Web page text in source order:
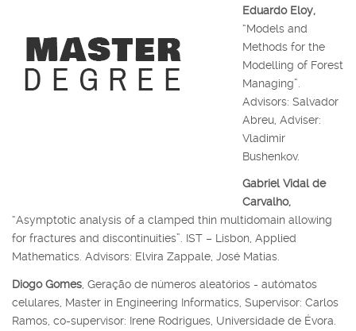
Eduardo Eloy,
“Models and
Methods for the
Modelling of Forest
Managing”.
Advisors: Salvador
Abreu, Adviser:
Vladimir
Bushenkov.
Gabriel Vidal de
Carvalho,
“Asymptotic analysis of a clamped thin multidomain allowing
for fractures and discontinuities”. IST – Lisbon, Applied
Mathematics. Advisors: Elvira Zappale, José Matias.
Diogo Gomes , Geração de números aleatórios - autómatos
celulares, Master in Engineering Informatics, Supervisor: Carlos
Ramos, co-supervisor: Irene Rodrigues, Universidade de Évora.